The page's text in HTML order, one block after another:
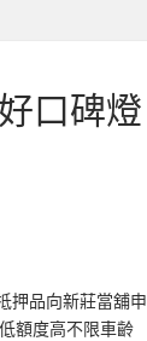
口碑燈
押品向新莊當舖申
額度高不限車齡